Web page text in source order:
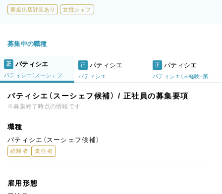
新規出店計画あり 女性シェフ
募集中の職種
正 パティシエ 正 パティシエ
パティシエ
正 パティシエ
パティシエ（未経験・第二新卒）
パティシエ（スーシェフ候補） / 正社員の募集要項
※募集終了時点の情報です
職種
パティシエ（スーシェフ候補）
経験者 責任者
雇用形態